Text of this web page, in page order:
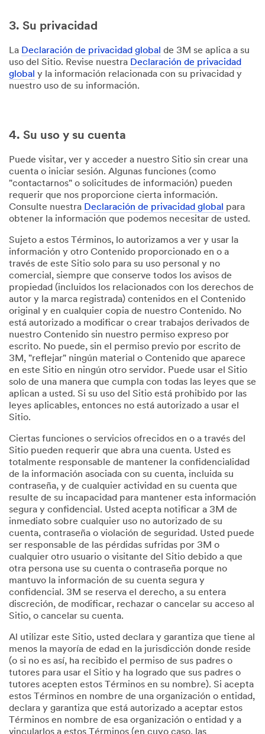
3. Su privacidad
La Declaración de privacidad global de 3M se aplica a su
uso del Sitio. Revise nuestra Declaración de privacidad
global y la información relacionada con su privacidad y
nuestro uso de su información.
4. Su uso y su cuenta
Puede visitar, ver y acceder a nuestro Sitio sin crear una
cuenta o iniciar sesión. Algunas funciones (como
"contactarnos" o solicitudes de información) pueden
requerir que nos proporcione cierta información.
Consulte nuestra Declaración de privacidad global para
obtener la información que podemos necesitar de usted.
Sujeto a estos Términos, lo autorizamos a ver y usar la
información y otro Contenido proporcionado en o a
través de este Sitio solo para su uso personal y no
comercial, siempre que conserve todos los avisos de
propiedad (incluidos los relacionados con los derechos de
autor y la marca registrada) contenidos en el Contenido
original y en cualquier copia de nuestro Contenido. No
está autorizado a modificar o crear trabajos derivados de
nuestro Contenido sin nuestro permiso expreso por
escrito. No puede, sin el permiso previo por escrito de
3M, "reflejar" ningún material o Contenido que aparece
en este Sitio en ningún otro servidor. Puede usar el Sitio
solo de una manera que cumpla con todas las leyes que se
aplican a usted. Si su uso del Sitio está prohibido por las
leyes aplicables, entonces no está autorizado a usar el
Sitio.
Ciertas funciones o servicios ofrecidos en o a través del
Sitio pueden requerir que abra una cuenta. Usted es
totalmente responsable de mantener la confidencialidad
de la información asociada con su cuenta, incluida su
contraseña, y de cualquier actividad en su cuenta que
resulte de su incapacidad para mantener esta información
segura y confidencial. Usted acepta notificar a 3M de
inmediato sobre cualquier uso no autorizado de su
cuenta, contraseña o violación de seguridad. Usted puede
ser responsable de las pérdidas sufridas por 3M o
cualquier otro usuario o visitante del Sitio debido a que
otra persona use su cuenta o contraseña porque no
mantuvo la información de su cuenta segura y
confidencial. 3M se reserva el derecho, a su entera
discreción, de modificar, rechazar o cancelar su acceso al
Sitio, o cancelar su cuenta.
Al utilizar este Sitio, usted declara y garantiza que tiene al
menos la mayoría de edad en la jurisdicción donde reside
(o si no es así, ha recibido el permiso de sus padres o
tutores para usar el Sitio y ha logrado que sus padres o
tutores acepten estos Términos en su nombre). Si acepta
estos Términos en nombre de una organización o entidad,
declara y garantiza que está autorizado a aceptar estos
Términos en nombre de esa organización o entidad y a